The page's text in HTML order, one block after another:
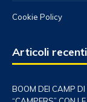
Cookie Policy
Articoli recenti
BOOM DEI CAMP DI